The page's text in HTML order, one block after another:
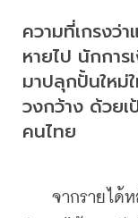
ความที่เกรงว่
หายไป นักการ
มาปลุกปั้นใหม่
วงกว้าง ด้วยเ
คนไทย
จากรายได้ห